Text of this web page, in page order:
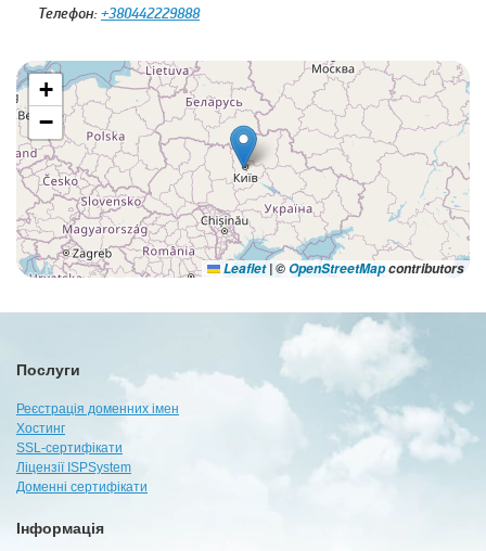
Телефон:+380442229888
+
−
Leaflet |©OpenStreetMapcontributors
Послуги
Реєстрація доменних імен
Хостинг
SSL-сертифікати
Ліцензії ISPSystem
Доменні сертифікати
Інформація